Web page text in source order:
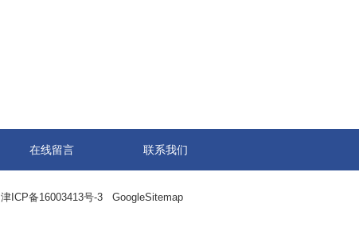
在线留言 联系我们
津ICP备16003413号-3
GoogleSitemap